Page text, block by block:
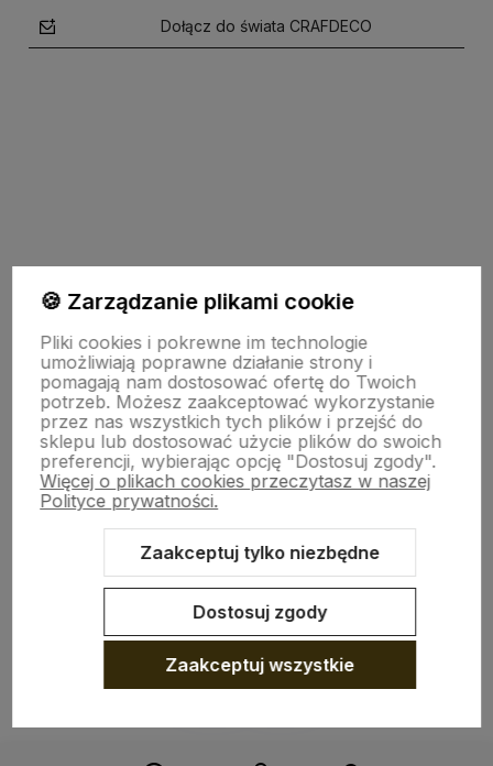
Dołącz do świata CRAFDECO
TU JESTEŚMY
INFO O PRODUKCIE
ZGODY
CRAFDECO PRO
Sklep internetowy Shoper Premium
Szablon Shoper Modern 3.0™
🍪 Zarządzanie plikami cookie
Pliki cookies i pokrewne im technologie
umożliwiają poprawne działanie strony i
pomagają nam dostosować ofertę do Twoich
potrzeb. Możesz zaakceptować wykorzystanie
przez nas wszystkich tych plików i przejść do
sklepu lub dostosować użycie plików do swoich
preferencji, wybierając opcję "Dostosuj zgody".
Więcej o plikach cookies przeczytasz w naszej
Polityce prywatności.
Zaakceptuj tylko niezbędne
Dostosuj zgody
Zaakceptuj wszystkie